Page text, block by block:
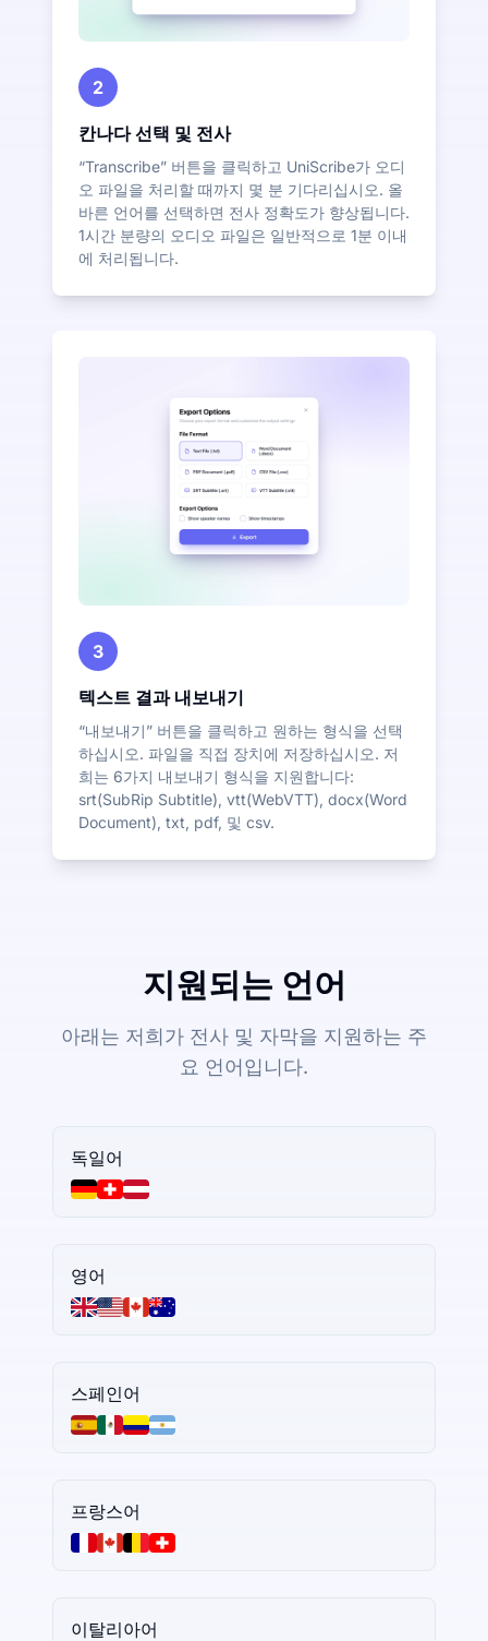
2
칸나다 선택 및 전사
“Transcribe” 버튼을 클릭하고 UniScribe가 오디
오 파일을 처리할 때까지 몇 분 기다리십시오. 올
바른 언어를 선택하면 전사 정확도가 향상됩니다.
1시간 분량의 오디오 파일은 일반적으로 1분 이내
에 처리됩니다.
3
텍스트 결과 내보내기
“내보내기” 버튼을 클릭하고 원하는 형식을 선택
하십시오. 파일을 직접 장치에 저장하십시오. 저
희는 6가지 내보내기 형식을 지원합니다:
srt(SubRip Subtitle), vtt(WebVTT), docx(Word
Document), txt, pdf, 및 csv.
지원되는 언어
아래는 저희가 전사 및 자막을 지원하는 주
요 언어입니다.
독일어
영어
스페인어
프랑스어
이탈리아어